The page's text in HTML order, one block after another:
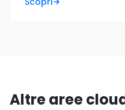
Altre aree